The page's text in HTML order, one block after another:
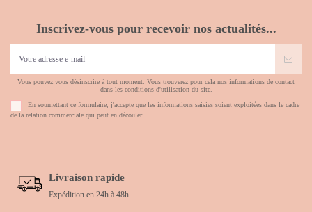
Inscrivez-vous pour recevoir nos actualités...
Vous pouvez vous désinscrire à tout moment. Vous trouverez pour cela nos informations de contact
dans les conditions d'utilisation du site.
En soumettant ce formulaire, j'accepte que les informations saisies soient exploitées dans le cadre
de la relation commerciale qui peut en découler.
Livraison rapide
Expédition en 24h à 48h